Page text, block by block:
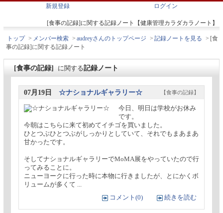
[食事の記録]に関する記録ノート【健康管理カラダカラノート】
新規登録 ログイン
トップ > メンバー検索 > audreyさんのトップページ > 記録ノートを見る > [食
事の記録] に関する記録ノート
[食事の記録] に関する記録ノート
07月19日 ☆ナショナルギャラリー☆ 【食事の記録】
今日、明日は学校がお休み
です。
今朝はこちらに来て初めてイチゴを買いました。
ひとつぶひとつぶがしっかりとしていて、それでもまあまあ
甘かったです。
そしてナショナルギャラリーでMoMA展をやっていたので行
ってみることに。
ニューヨークに行った時に本物に行きましたが、とにかくボ
リュームが多くて ...
コメント(0)
続きを読む